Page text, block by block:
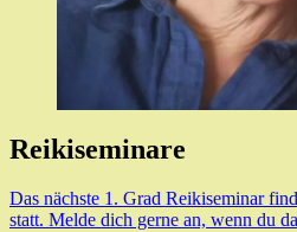
Reikiseminare
Das nächste 1. Grad Reikiseminar
statt. Melde dich gerne an, wenn du